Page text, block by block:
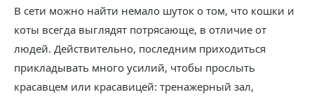
В сети можно найти немало шуток о том, что кошки и
коты всегда выглядят потрясающе, в отличие от
людей. Действительно, последним приходиться
прикладывать много усилий, чтобы прослыть
красавцем или красавицей: тренажерный зал,